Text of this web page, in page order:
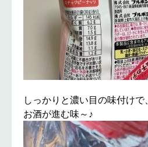
しっかりと濃い目の味付けで、
お酒が進む味～♪